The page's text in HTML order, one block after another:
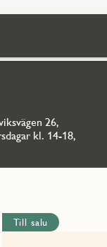
26,
kl. 14-18,
Till salu